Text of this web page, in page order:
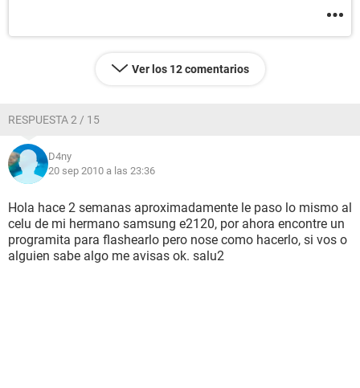
Ver los 12 comentarios
RESPUESTA 2 / 15
D4ny
20 sep 2010 a las 23:36
Hola hace 2 semanas aproximadamente le paso lo mismo al
celu de mi hermano samsung e2120, por ahora encontre un
programita para flashearlo pero nose como hacerlo, si vos o
alguien sabe algo me avisas ok. salu2